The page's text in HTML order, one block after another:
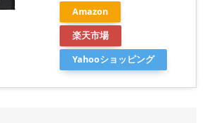
Amazon
楽天市場
Yahooショッピング